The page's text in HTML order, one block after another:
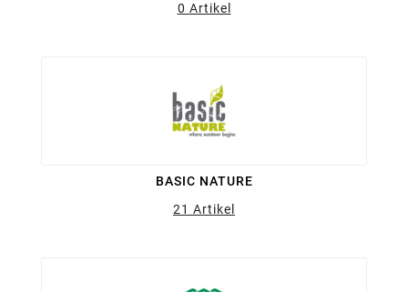
0 Artikel
BASIC NATURE
21 Artikel